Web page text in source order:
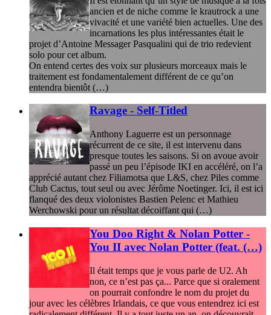
ancien et de niche comme le krautrock a une
vivacité et une variété bien actuelles. Une des
incarnations les plus intéressantes était le
projet d’Antoine Messager Pasqualini qui de trio redevient
solo pour cet album.
On entend certes des voix sur plusieurs morceaux mais le
traitement est fondamentalement différent de ce qu’on
entendra bientôt (…)
Ravage - Self-Titled
Anthony Laguerre est un personnage
récurrent de ce site, il est intervenu dans
presque toutes les saisons. Si on avoue avoir
passé un peu l’épisode IKI en accéléré, on l’a
apprécié autant chez Filiamotsa que L&S, chez Piles comme
Club Cactus, tout seul ou avec Jérôme Noetinger. Ici, il est ici
flanqué des deux violonistes Bastien Pelenc et Mathieu
Werchowski pour un résultat décoiffant qui (…)
You Doo Right & Nolan Potter -
You II avec Nolan Potter (feat. (…)
Il était temps que je vous parle de U2. Ah
non, ce n’est pas ça... Parce que si oralement
on pourrait confondre le nom du projet du
jour avec les célèbres Irlandais, ce que vous entendrez ici est